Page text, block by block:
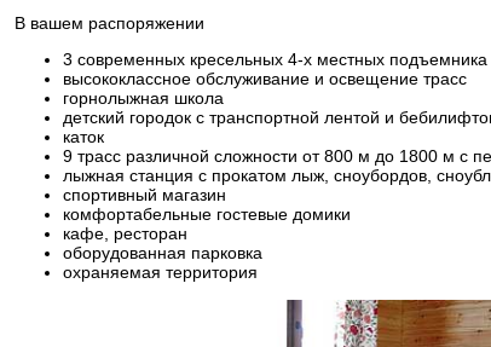
В вашем распоряжении
3 современных кресельных 4-х местных
высококлассное обслуживание и освещение трасс
горнолыжная школа
детский городок с транспортной лентой и
каток
9 трасс различной сложности от 800 м до 1800 м с
лыжная станция с прокатом лыж, сноубордов,
спортивный магазин
комфортабельные гостевые домики
кафе, ресторан
оборудованная парковка
охраняемая территория